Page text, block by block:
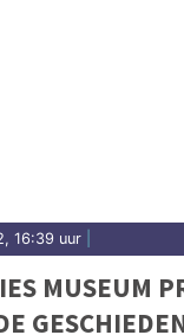
16:39 uur
MUSEUM